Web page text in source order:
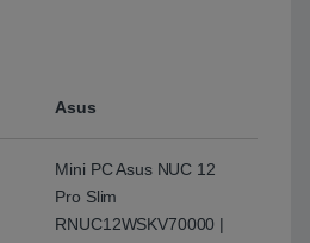
Asus
Mini PC Asus NUC 12
Pro Slim
RNUC12WSKV70000 |